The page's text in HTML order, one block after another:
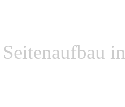
Seitenaufbau